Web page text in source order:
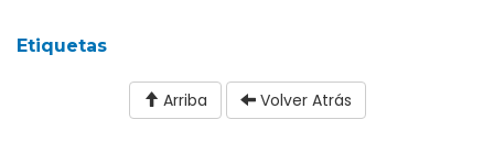
Etiquetas
Arriba Volver Atrás